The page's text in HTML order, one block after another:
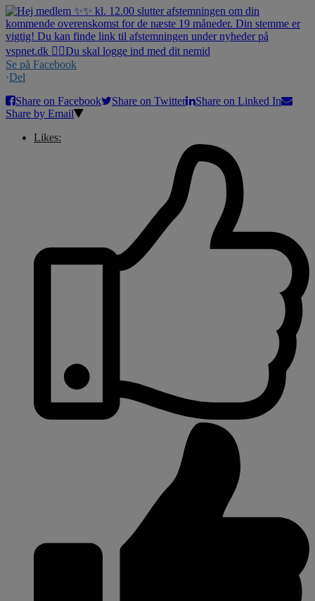
Se på Facebook
·Del
Share on Facebook
Share on Twitter
Share on Linked In
Share by Email
Likes: